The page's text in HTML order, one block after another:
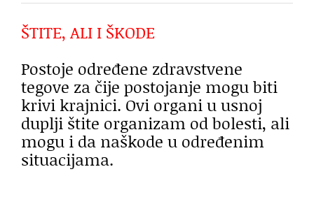
ŠTITE, ALI I ŠKODE
Postoje određene zdravstvene
tegove za čije postojanje mogu biti
krivi krajnici. Ovi organi u usnoj
duplji štite organizam od bolesti, ali
mogu i da naškode u određenim
situacijama.